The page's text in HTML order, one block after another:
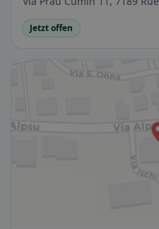
Jetzt offen